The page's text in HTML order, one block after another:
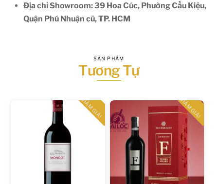
Địa chỉ Showroom:39 Hoa Cúc, Phường Cầu Kiệu,
Quận Phú Nhuận cũ, TP. HCM
SẢN PHẨM
Tương Tự
GIẢM GIÁ! GIẢM GIÁ!